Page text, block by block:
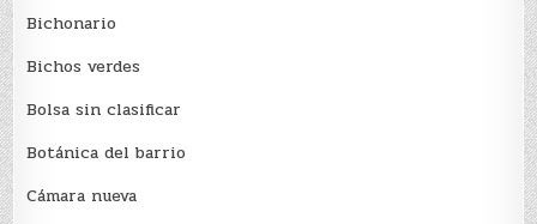
Bichonario
Bichos verdes
Bolsa sin clasificar
Botánica del barrio
Cámara nueva